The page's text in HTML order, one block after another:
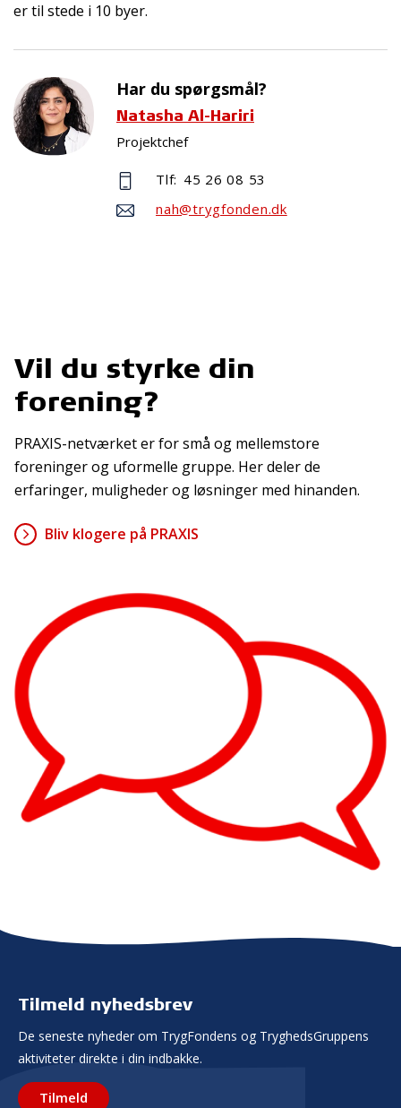
er til stede i 10 byer.
Har du spørgsmål?
Natasha Al-Hariri
Projektchef
Tlf: 45 26 08 53
nah@trygfonden.dk
Vil du styrke din
forening?
PRAXIS-netværket er for små og mellemstore
foreninger og uformelle gruppe. Her deler de
erfaringer, muligheder og løsninger med hinanden.
Bliv klogere på PRAXIS
Tilmeld nyhedsbrev
De seneste nyheder om TrygFondens og TryghedsGruppens
aktiviteter direkte i din indbakke.
Tilmeld